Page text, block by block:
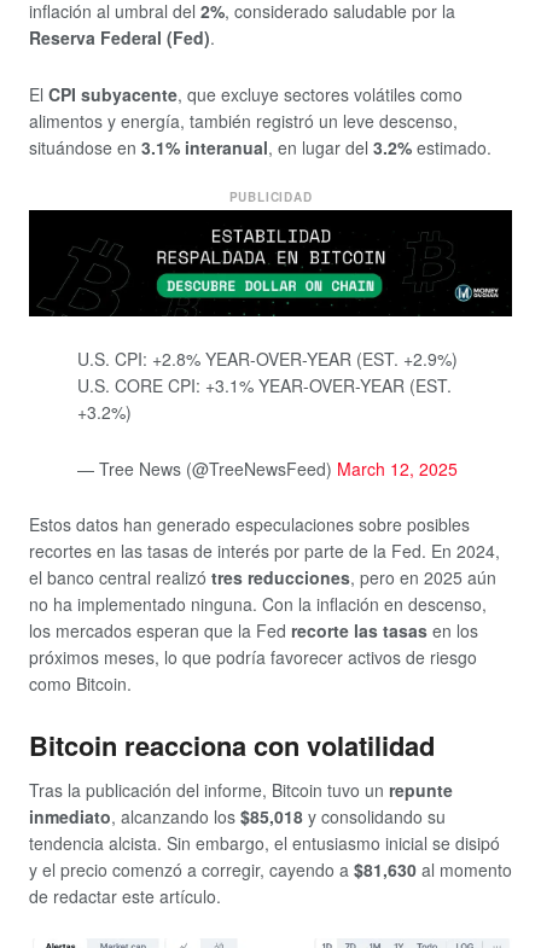
inflación al umbral del 2%, considerado saludable por la
Reserva Federal (Fed).
El CPI subyacente, que excluye sectores volátiles como
alimentos y energía, también registró un leve descenso,
situándose en 3.1% interanual, en lugar del 3.2% estimado.
PUBLICIDAD
U.S. CPI: +2.8% YEAR-OVER-YEAR (EST. +2.9%)
U.S. CORE CPI: +3.1% YEAR-OVER-YEAR (EST.
+3.2%)
— Tree News (@TreeNewsFeed) March 12, 2025
Estos datos han generado especulaciones sobre posibles
recortes en las tasas de interés por parte de la Fed. En 2024,
el banco central realizó tres reducciones, pero en 2025 aún
no ha implementado ninguna. Con la inflación en descenso,
los mercados esperan que la Fed recorte las tasas en los
próximos meses, lo que podría favorecer activos de riesgo
como Bitcoin.
Bitcoin reacciona con volatilidad
Tras la publicación del informe, Bitcoin tuvo un repunte
inmediato, alcanzando los $85,018 y consolidando su
tendencia alcista. Sin embargo, el entusiasmo inicial se disipó
y el precio comenzó a corregir, cayendo a $81,630 al momento
de redactar este artículo.